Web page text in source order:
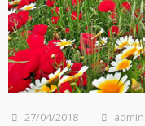
27/04/2018 admin